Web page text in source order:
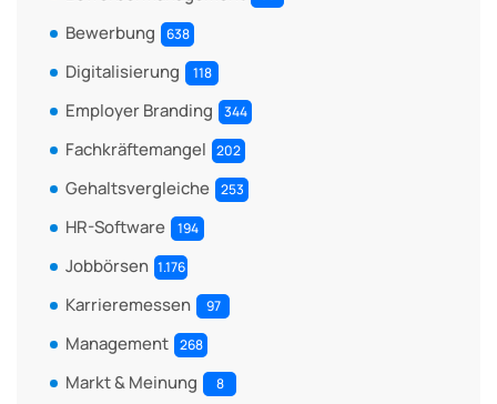
Bewerbung 638
Digitalisierung 118
Employer Branding 344
Fachkräftemangel 202
Gehaltsvergleiche 253
HR-Software 194
Jobbörsen 1.176
Karrieremessen 97
Management 268
Markt & Meinung 8